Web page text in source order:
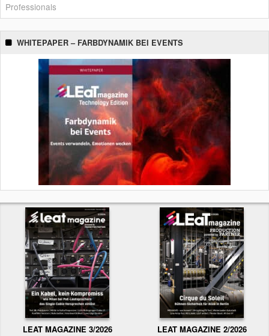
Professionals
WHITEPAPER – FARBDYNAMIK BEI EVENTS
LEAT MAGAZINE 3/2026 LEAT MAGAZINE 2/2026